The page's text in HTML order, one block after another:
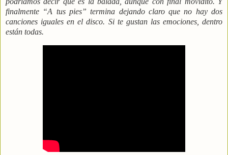
finalmente “A tus pies” termina dejando claro que no hay dos
canciones iguales en el disco. Si te gustan las emociones, dentro
están todas.